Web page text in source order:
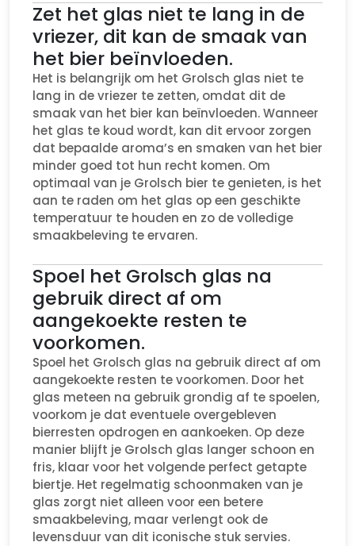
Zet het glas niet te lang in de
vriezer, dit kan de smaak van
het bier beïnvloeden.
Het is belangrijk om het Grolsch glas niet te
lang in de vriezer te zetten, omdat dit de
smaak van het bier kan beïnvloeden. Wanneer
het glas te koud wordt, kan dit ervoor zorgen
dat bepaalde aroma’s en smaken van het bier
minder goed tot hun recht komen. Om
optimaal van je Grolsch bier te genieten, is het
aan te raden om het glas op een geschikte
temperatuur te houden en zo de volledige
smaakbeleving te ervaren.
Spoel het Grolsch glas na
gebruik direct af om
aangekoekte resten te
voorkomen.
Spoel het Grolsch glas na gebruik direct af om
aangekoekte resten te voorkomen. Door het
glas meteen na gebruik grondig af te spoelen,
voorkom je dat eventuele overgebleven
bierresten opdrogen en aankoeken. Op deze
manier blijft je Grolsch glas langer schoon en
fris, klaar voor het volgende perfect getapte
biertje. Het regelmatig schoonmaken van je
glas zorgt niet alleen voor een betere
smaakbeleving, maar verlengt ook de
levensduur van dit iconische stuk servies.